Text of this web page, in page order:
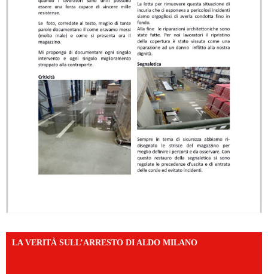
LA VERITÀ SULL’ARRESTO DI ALDO MILANO